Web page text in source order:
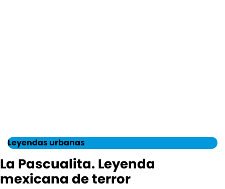
Leyendas urbanas
La Pascualita. Leyenda
mexicana de terror